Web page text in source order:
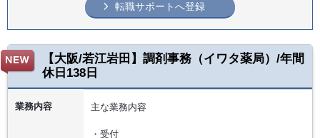
転職サポートへ登録
【大阪/若江岩田】調剤事務（イワタ薬局）/年間
休日138日
業務内容 主な業務内容
・受付